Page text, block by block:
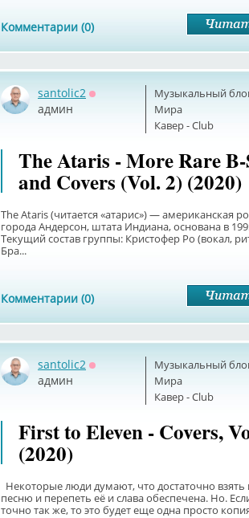
Комментарии (0)
Музыкальный
Мира
Кавер - Club
santolic2
админ
The Ataris - More Rare B-
and Covers (Vol. 2) (2020)
The Ataris (читается «атарис») — американская
города Андерсон, штата Индиана, основана в
Текущий состав группы: Кристофер Ро (вокал,
Бра...
Комментарии (0)
Музыкальный
Мира
Кавер - Club
santolic2
админ
First to Eleven - Covers,
(2020)
Некоторые люди думают, что достаточно взять
песню и перепеть её и слава обеспечена. Но.
точно так же, то это будет еще одна просто